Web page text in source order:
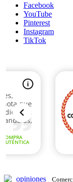
Facebook
YouTube
Pinterest
Instagram
TikTok